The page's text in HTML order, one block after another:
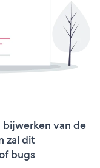
bijwerken van de
zal dit
bugs